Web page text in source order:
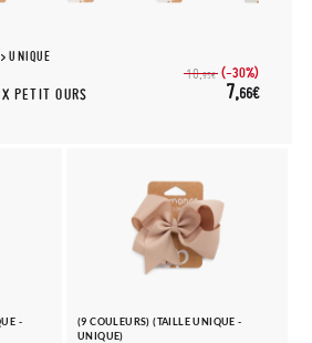
UNIQUE
PETIT OURS
10,95€ (-30%)
7,66€
-
(9 COULEURS) (TAILLE UNIQUE -
UNIQUE)